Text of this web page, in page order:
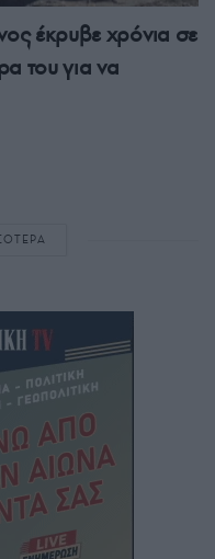
έκρυβε χρόνια σε
του για να